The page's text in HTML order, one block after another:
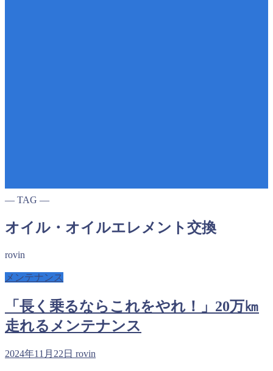
― TAG ―
オイル・オイルエレメント交換
rovin
メンテナンス
「長く乗るならこれをやれ！」20万㎞
走れるメンテナンス
2024年11月22日 rovin